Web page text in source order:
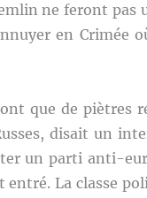
ne feront pas
en Crimée
que de piètres
disait un
un parti anti-
entré. La classe